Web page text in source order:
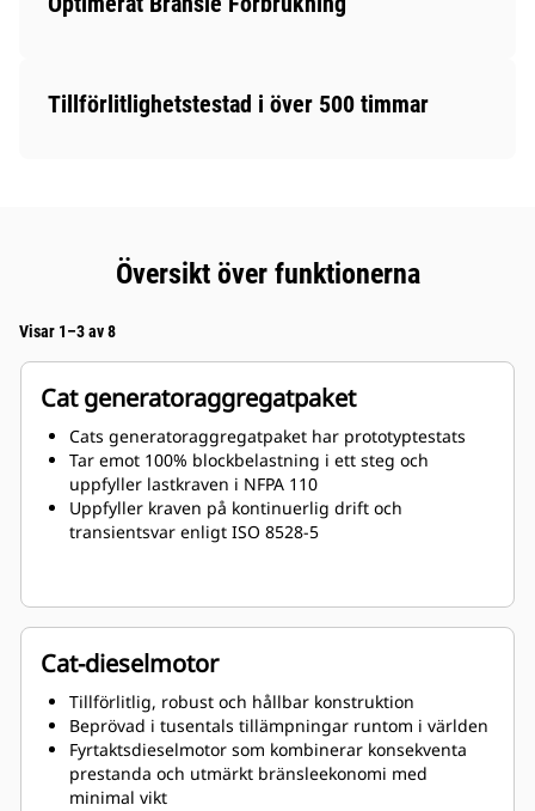
Tillförlitlighetstestad i över 500 timmar
Översikt över funktionerna
Visar 1–3 av 8
Cat generatoraggregatpaket
Cats generatoraggregatpaket har prototyptestats
Tar emot 100% blockbelastning i ett steg och
uppfyller lastkraven i NFPA 110
Uppfyller kraven på kontinuerlig drift och
transientsvar enligt ISO 8528-5
Cat-dieselmotor
Tillförlitlig, robust och hållbar konstruktion
Beprövad i tusentals tillämpningar runtom i världen
Fyrtaktsdieselmotor som kombinerar konsekventa
prestanda och utmärkt bränsleekonomi med
minimal vikt